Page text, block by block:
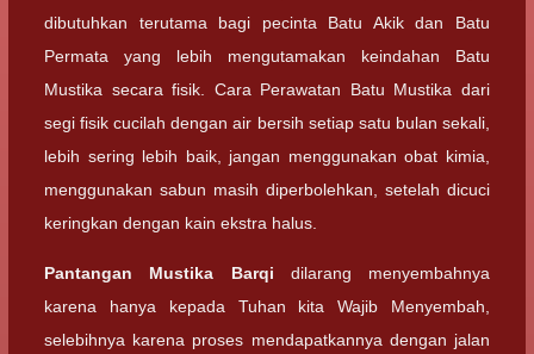
dibutuhkan terutama bagi pecinta Batu Akik dan Batu
Permata yang lebih mengutamakan keindahan Batu
Mustika secara fisik. Cara Perawatan Batu Mustika dari
segi fisik cucilah dengan air bersih setiap satu bulan sekali,
lebih sering lebih baik, jangan menggunakan obat kimia,
menggunakan sabun masih diperbolehkan, setelah dicuci
keringkan dengan kain ekstra halus.
Pantangan Mustika Barqi dilarang menyembahnya
karena hanya kepada Tuhan kita Wajib Menyembah,
selebihnya karena proses mendapatkannya dengan jalan